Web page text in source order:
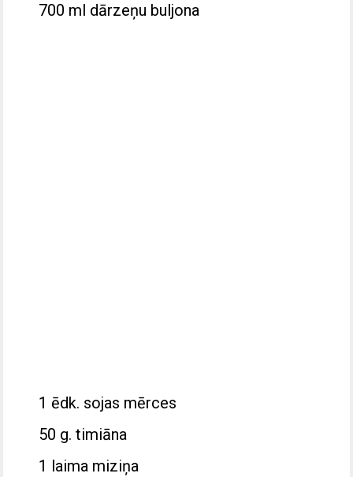
700 ml dārzeņu buljona
1 ēdk. sojas mērces
50 g. timiāna
1 laima miziņa